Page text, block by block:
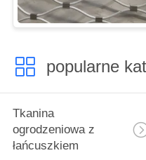
popularne
Tkanina
ogrodzeniowa z
łańcuszkiem